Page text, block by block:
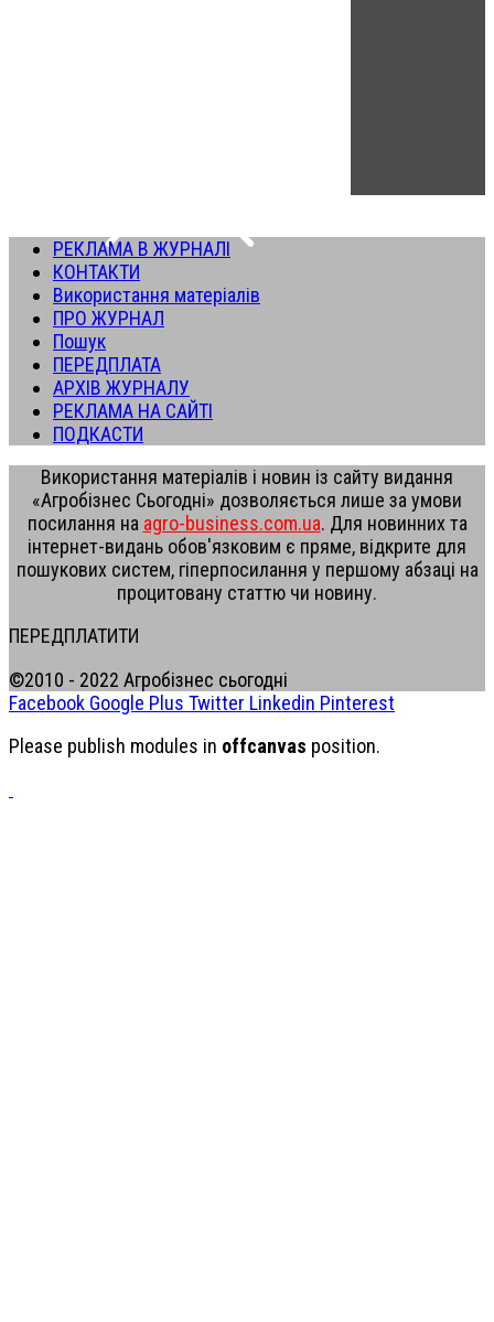
РЕКЛАМА В ЖУРНАЛІ
КОНТАКТИ
Використання матеріалів
ПРО ЖУРНАЛ
Пошук
ПЕРЕДПЛАТА
АРХІВ ЖУРНАЛУ
РЕКЛАМА НА САЙТІ
ПОДКАСТИ
Використання матеріалів і новин із сайту видання
«Агробізнес Сьогодні» дозволяється лише за умови
посилання на agro-business.com.ua. Для новинних та
інтернет-видань обов'язковим є пряме, відкрите для
пошукових систем, гіперпосилання у першому абзаці на
процитовану статтю чи новину.
ПЕРЕДПЛАТИТИ
©2010 - 2022 Агробізнес сьогодні
Facebook Google Plus Twitter Linkedin Pinterest
Please publish modules in offcanvas position.